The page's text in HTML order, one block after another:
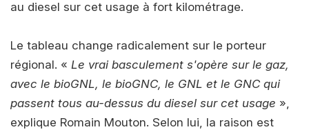
au diesel sur cet usage à fort kilométrage.
Le tableau change radicalement sur le porteur
régional. « Le vrai basculement s'opère sur le gaz,
avec le bioGNL, le bioGNC, le GNL et le GNC qui
passent tous au-dessus du diesel sur cet usage »,
explique Romain Mouton. Selon lui, la raison est